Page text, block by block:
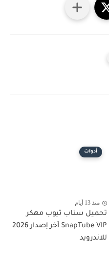
أدوات
منذ 13 أيام
تحميل سناب تيوب مهكر
SnapTube VIP آخر إصدار 2026
للاندرويد